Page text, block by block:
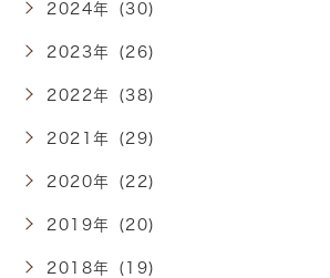
2024年 (30)
2023年 (26)
2022年 (38)
2021年 (29)
2020年 (22)
2019年 (20)
2018年 (19)